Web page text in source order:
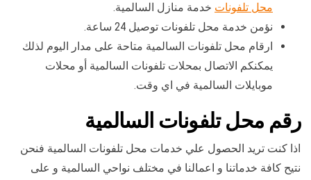
محل تلفونات خدمة منازل السالمية.
نؤمن خدمة محل تلفونات توصيل 24 ساعة.
ارقام محل تلفونات السالمية متاحة على مدار اليوم لذلك
يمكنكم الاتصال بمحلات تلفونات السالمية أو محلات
موبايلات السالمية في اي وقت.
رقم محل تلفونات السالمية
اذا كنت تريد الحصول علي خدمات محل تلفونات السالمية فنحن
نتيح كافة خدماتنا و اعمالنا في مختلف نواحي السالمية و على